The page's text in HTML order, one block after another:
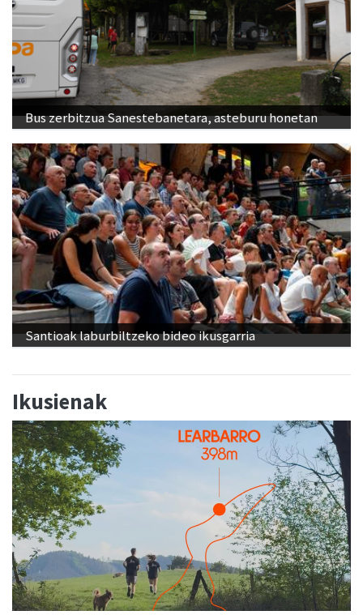
Bus zerbitzua Sanestebanetara, asteburu honetan
Santioak laburbiltzeko bideo ikusgarria
Ikusienak